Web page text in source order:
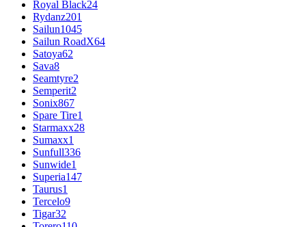
Royal Black24
Rydanz201
Sailun1045
Sailun RoadX64
Satoya62
Sava8
Seamtyre2
Semperit2
Sonix867
Spare Tire1
Starmaxx28
Sumaxx1
Sunfull336
Sunwide1
Superia147
Taurus1
Tercelo9
Tigar32